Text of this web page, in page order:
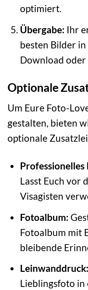
optimiert.
Übergabe: Ihr
besten Bilder
Download
Optionale
Um Eure Foto-
gestalten, bieten
optionale
Lasst Euch vor
Visagisten
Fotoalbum:
Fotoalbum mit
bleibende
Leinwanddruck:
Lieblingsfoto